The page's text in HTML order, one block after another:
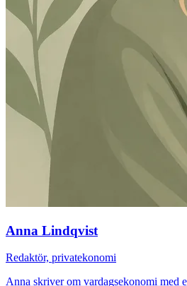
Anna Lindqvist
Redaktör, privatekonomi
Anna skriver om vardagsekonomi med